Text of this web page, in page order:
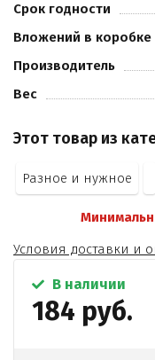
Срок годности
Вложений в коробке
Производитель
Вес
Этот товар из
Разное и нужное
Условия доставки и
В наличии
184 руб.